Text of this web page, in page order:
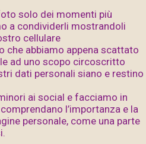
solo dei momenti più
a condividerli mostrandoli
cellulare
che abbiamo appena scattato
ad uno scopo circoscritto
dati personali siano e restino
ai social e facciamo in
l’importanza e la
personale, come una parte